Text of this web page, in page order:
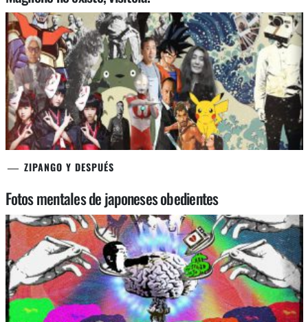
ZIPANGO Y DESPUÉS
Fotos mentales de japoneses obedientes